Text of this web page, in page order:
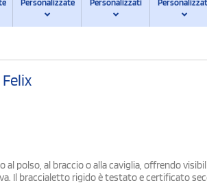
Personalizzate
Personalizzati
polso, al braccio o alla caviglia, offrendo
Il braccialetto rigido è testato e certificato